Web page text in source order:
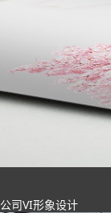
司VI形象设计